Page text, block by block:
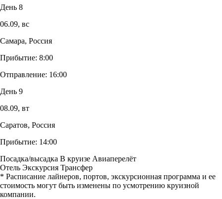
День 8
06.09, вс
Самара, Россия
Прибытие: 8:00
Отправление: 16:00
День 9
08.09, вт
Саратов, Россия
Прибытие: 14:00
Посадка/высадка В круизе Авиаперелёт
Отель Экскурсия Трансфер
* Расписание лайнеров, портов, экскурсионная программа и ее
стоимость могут быть изменены по усмотрению круизной
компании.